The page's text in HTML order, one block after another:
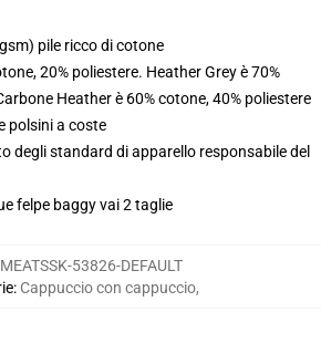
pile ricco di cotone
20% poliestere. Heather Grey è 70%
Heather è 60% cotone, 40% poliestere
polsini a coste
degli standard di apparello responsabile del
felpe baggy vai 2 taglie
MEATSSK-53826-DEFAULT
: Cappuccio con cappuccio,